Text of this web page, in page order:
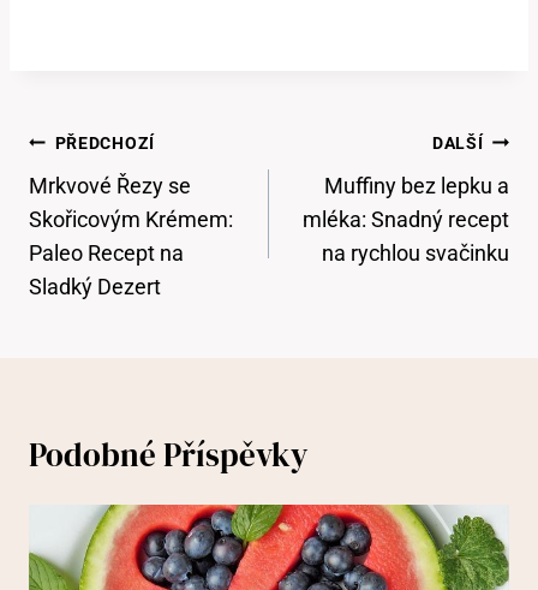
Navigace
Pro
Příspěvek
PŘEDCHOZÍ
Mrkvové Řezy se
Skořicovým Krémem:
Paleo Recept na
Sladký Dezert
DALŠÍ
Muffiny bez lepku a
mléka: Snadný recept
na rychlou svačinku
Podobné Příspěvky